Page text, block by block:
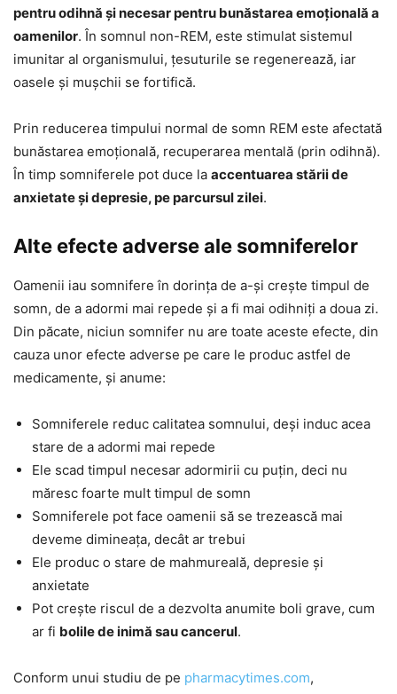
pentru odihnă și necesar pentru bunăstarea emoțională a
oamenilor. În somnul non-REM, este stimulat sistemul
imunitar al organismului, țesuturile se regenerează, iar
oasele și mușchii se fortifică.
Prin reducerea timpului normal de somn REM este afectată
bunăstarea emoțională, recuperarea mentală (prin odihnă).
În timp somniferele pot duce la accentuarea stării de
anxietate și depresie, pe parcursul zilei.
Alte efecte adverse ale somniferelor
Oamenii iau somnifere în dorința de a-și crește timpul de
somn, de a adormi mai repede și a fi mai odihniți a doua zi.
Din păcate, niciun somnifer nu are toate aceste efecte, din
cauza unor efecte adverse pe care le produc astfel de
medicamente, și anume:
Somniferele reduc calitatea somnului, deși induc acea
stare de a adormi mai repede
Ele scad timpul necesar adormirii cu puțin, deci nu
măresc foarte mult timpul de somn
Somniferele pot face oamenii să se trezească mai
deveme dimineața, decât ar trebui
Ele produc o stare de mahmureală, depresie și
anxietate
Pot crește riscul de a dezvolta anumite boli grave, cum
ar fi bolile de inimă sau cancerul.
Conform unui studiu de pe pharmacytimes.com,